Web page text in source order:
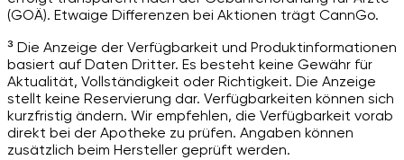
(GOÄ). Etwaige Differenzen bei Aktionen trägt CannGo.
³ Die Anzeige der Verfügbarkeit und Produktinformationen
basiert auf Daten Dritter. Es besteht keine Gewähr für
Aktualität, Vollständigkeit oder Richtigkeit. Die Anzeige
stellt keine Reservierung dar. Verfügbarkeiten können sich
kurzfristig ändern. Wir empfehlen, die Verfügbarkeit vorab
direkt bei der Apotheke zu prüfen. Angaben können
zusätzlich beim Hersteller geprüft werden.